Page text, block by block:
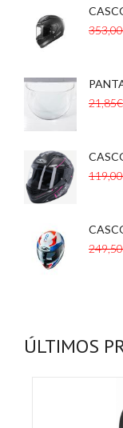
,
21,85€
ÚLTIMOS